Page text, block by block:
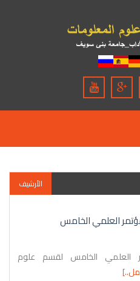
الأرشيف
العلمي الخامس
العلمي الخامس لقسم علوم